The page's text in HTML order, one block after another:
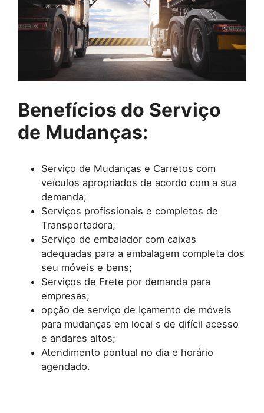
Benefícios do Serviço
de Mudanças:
Serviço de Mudanças e Carretos com
veículos apropriados de acordo com a sua
demanda;
Serviços profissionais e completos de
Transportadora;
Serviço de embalador com caixas
adequadas para a embalagem completa dos
seu móveis e bens;
Serviços de Frete por demanda para
empresas;
opção de serviço de Içamento de móveis
para mudanças em locai s de difícil acesso
e andares altos;
Atendimento pontual no dia e horário
agendado.